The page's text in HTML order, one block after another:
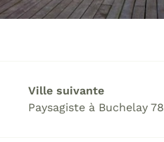
Ville suivante
Paysagiste à Buchelay 78